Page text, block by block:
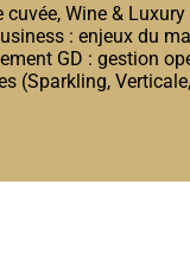
Wine &
: enjeux du
GD : gestion
(Sparkling,